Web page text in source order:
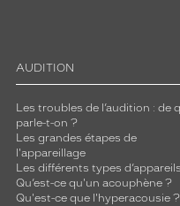
AUDITION
Les troubles de l’audition : de
parle-t-on ?
Les grandes étapes de
l'appareillage
Les différents types d’appareils
Qu’est-ce qu'un acouphène ?
Qu'est-ce que l'hyperacousie ?